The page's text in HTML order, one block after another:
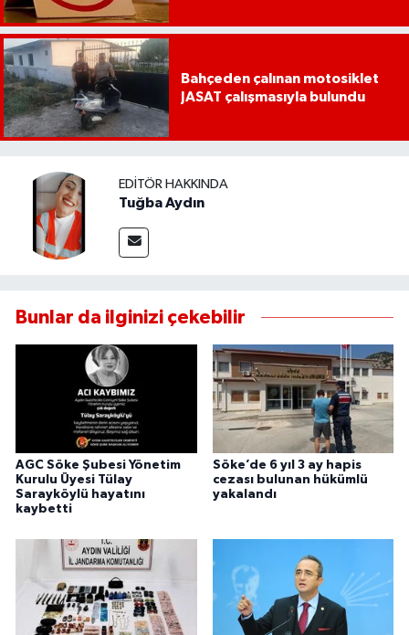
Bahçeden çalınan motosiklet
JASAT çalışmasıyla bulundu
EDITÖR HAKKINDA
Tuğba Aydın
Bunlar da ilginizi çekebilir
AGC Söke Şubesi Yönetim
Kurulu Üyesi Tülay
Sarayköylü hayatını
kaybetti
Söke’de 6 yıl 3 ay hapis
cezası bulunan hükümlü
yakalandı